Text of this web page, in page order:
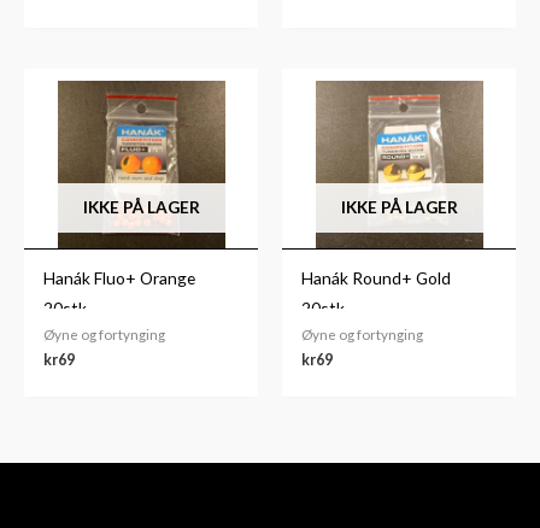
IKKE PÅ LAGER
Hanák Fluo+ Orange
20stk
Øyne og fortynging
kr69
IKKE PÅ LAGER
Hanák Round+ Gold
20stk
Øyne og fortynging
kr69